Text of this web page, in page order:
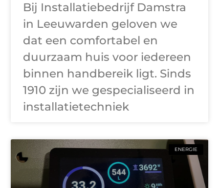
Bij Installatiebedrijf Damstra
in Leeuwarden geloven we
dat een comfortabel en
duurzaam huis voor iedereen
binnen handbereik ligt. Sinds
1910 zijn we gespecialiseerd in
installatietechniek
ENERGIE